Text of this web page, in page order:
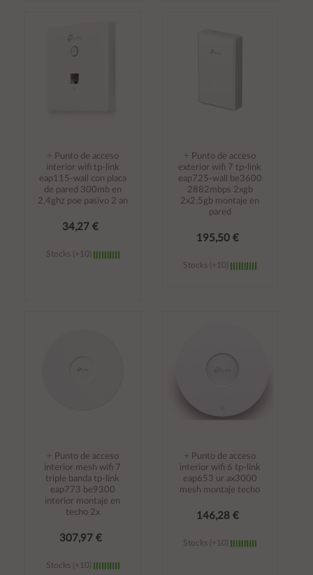
÷ Punto de acceso
interior wifi tp-link
eap115-wall con placa
de pared 300mb en
2,4ghz poe pasivo 2 an
34,27 €
Stocks (+10)
÷ Punto de acceso
exterior wifi 7 tp-link
eap725-wall be3600
2882mbps 2xgb
2x2.5gb montaje en
pared
195,50 €
Stocks (+10)
÷ Punto de acceso
interior mesh wifi 7
triple banda tp-link
eap773 be9300
interior montaje en
techo 2x
307,97 €
Stocks (+10)
÷ Punto de acceso
interior wifi 6 tp-link
eap653 ur ax3000
mesh montaje techo
146,28 €
Stocks (+10)